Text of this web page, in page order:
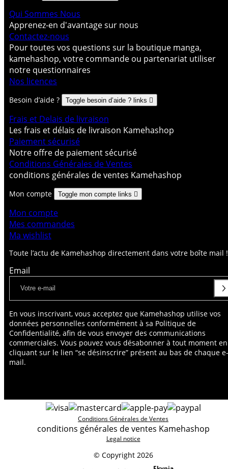
Toute l’actu de Kamehashop directement dans votre boîte mail !
Email
En vous inscrivant, vous acceptez que Kamehashop utilise vos
données personnelles conformément à sa Politique de
Confidentialité, afin de vous envoyer des communications
commerciales. Vous pouvez vous désabonner à tout moment en
cliquant sur le lien “se désinscrire” présent au bas de chaque e-
mail.
Qui Sommes Nous
Apprenez-en d'avantage sur nous
Contactez-nous
Pour toutes vos questions sur la boutique manga,
kamehashop, votre commande ou partenariat utiliser
notre questionnaires
Nos licences
Besoin d’aide ? Toggle besoin d’aide ? links 
Frais et Delais de livraison
Les frais et délais de livraison Kamehashop
Paiement sécurisé
Notre offre de paiement sécurisé
Conditions Générales de Ventes
conditions générales de ventes Kamehashop
Mon compte Toggle mon compte links 
Mon compte
Mes commandes
Ma wishlist
© Copyright 2026
Conditions Générales de Ventes
conditions générales de ventes Kamehashop
Legal notice